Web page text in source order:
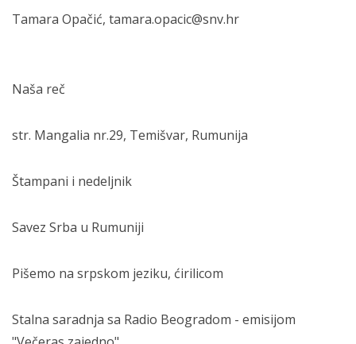
Tamara Opačić, tamara.opacic@snv.hr
Naša reč
str. Mangalia nr.29, Temišvar, Rumunija
Štampani i nedeljnik
Savez Srba u Rumuniji
Pišemo na srpskom jeziku, ćirilicom
Stalna saradnja sa Radio Beogradom - emisijom